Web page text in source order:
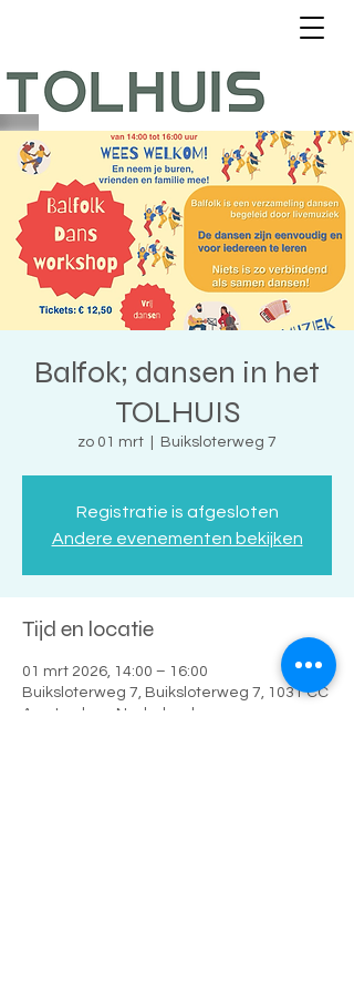
Balfok; dansen in het
TOLHUIS
zo 01 mrt Buiksloterweg 7
Registratie is afgesloten
Andere evenementen bekijken
Tijd en locatie
01 mrt 2026, 14:00 – 16:00
Buiksloterweg 7, Buiksloterweg 7, 1031 CC
Amsterdam, Nederland